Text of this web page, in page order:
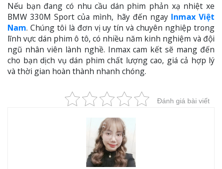
Nếu bạn đang có nhu cầu dán phim phản xạ nhiệt xe
BMW 330M Sport của mình, hãy đến ngay Inmax Việt
Nam. Chúng tôi là đơn vị uy tín và chuyên nghiệp trong
lĩnh vực dán phim ô tô, có nhiều năm kinh nghiệm và đội
ngũ nhân viên lành nghề. Inmax cam kết sẽ mang đến
cho bạn dịch vụ dán phim chất lượng cao, giá cả hợp lý
và thời gian hoàn thành nhanh chóng.
Đánh giá bài viết